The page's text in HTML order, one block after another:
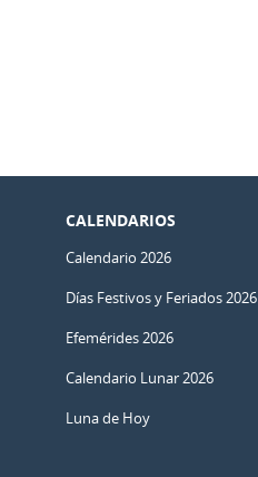
CALENDARIOS
Calendario 2026
Días Festivos y Feriados 2026
Efemérides 2026
Calendario Lunar 2026
Luna de Hoy